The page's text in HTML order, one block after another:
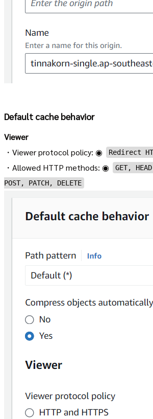
Default cache behavior
Viewer
・Viewer protocol policy: ◉
Redirect
・Allowed HTTP methods: ◉
GET,
POST, PATCH, DELETE